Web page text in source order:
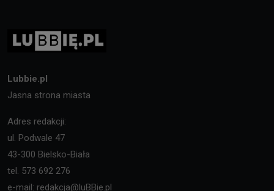
Lubbie.pl
Jasna strona miasta
Adres redakcji:
ul. Podwale 47
43-300 Bielsko-Biała
tel. 573 692 276
e-mail: redakcja@luBBie.pl